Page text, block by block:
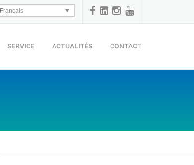
Français
SERVICE ACTUALITÉS CONTACT